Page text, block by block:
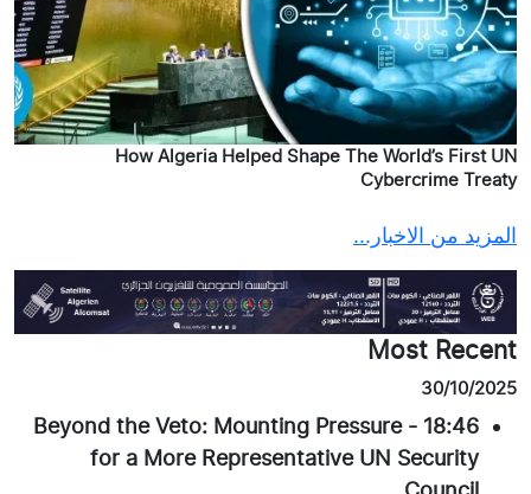
How Algeria Helped Shape The World’s First UN
Cybercrime Treaty
المزيد من الاخبار...
Most Recent
30/10/2025
18:46
-
Beyond the Veto: Mounting Pressure
for a More Representative UN Security